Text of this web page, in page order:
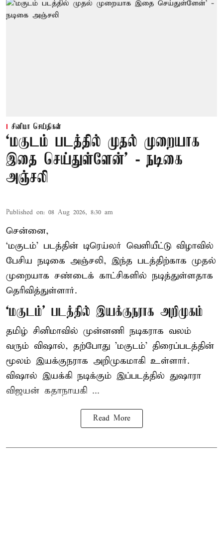
சினிமா செய்திகள்
‘மகுடம் படத்தில் முதல் முறையாக
இதை செய்துள்ளேன்’ - நடிகை
அஞ்சலி
Published on: 08 Aug 2026, 8:30 am
சென்னை,
‘மகுடம்’ படத்தின் டிரெய்லர் வெளியீட்டு விழாவில்
பேசிய நடிகை அஞ்சலி, இந்த படத்திற்காக முதல்
முறையாக சண்டைக் காட்சிகளில் நடித்துள்ளதாக
தெரிவித்துள்ளார்.
‘மகுடம்’ படத்தில் இயக்குநராக அறிமுகம்
தமிழ் சினிமாவில் முன்னணி நடிகராக வலம்
வரும் விஷால், தற்போது 'மகுடம்' திரைப்படத்தின்
மூலம் இயக்குநராக அறிமுகமாகி உள்ளார்.
விஷால் இயக்கி நடிக்கும் இப்படத்தில் துஷாரா
விஜயன் கதாநாயகி ...
Read More